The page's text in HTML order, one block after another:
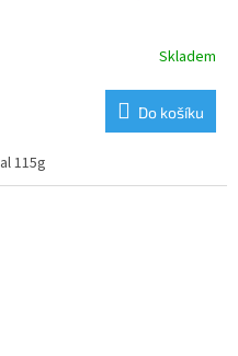
Skladem
Do košíku
115g